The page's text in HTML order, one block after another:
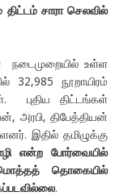
சாரா செலவில்
நடைமுறையில் உள்ள
32,985 நூறாயிரம்
புதிய திட்டங்கள்
அரபி, திபேத்தியன்
இதில் தமிழுக்கு
என்ற போர்வையில்
மொத்தத் தொகையில்
.